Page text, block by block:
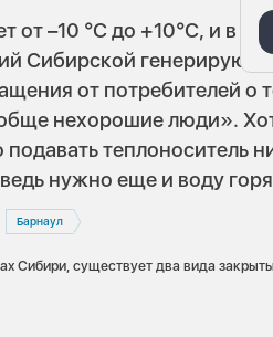
от –10 °С до +10°С, и в
Сибирской
от потребителей о
нехорошие люди».
подавать теплоноситель
нужно еще и воду
Барнаул
Сибири, существует два вида